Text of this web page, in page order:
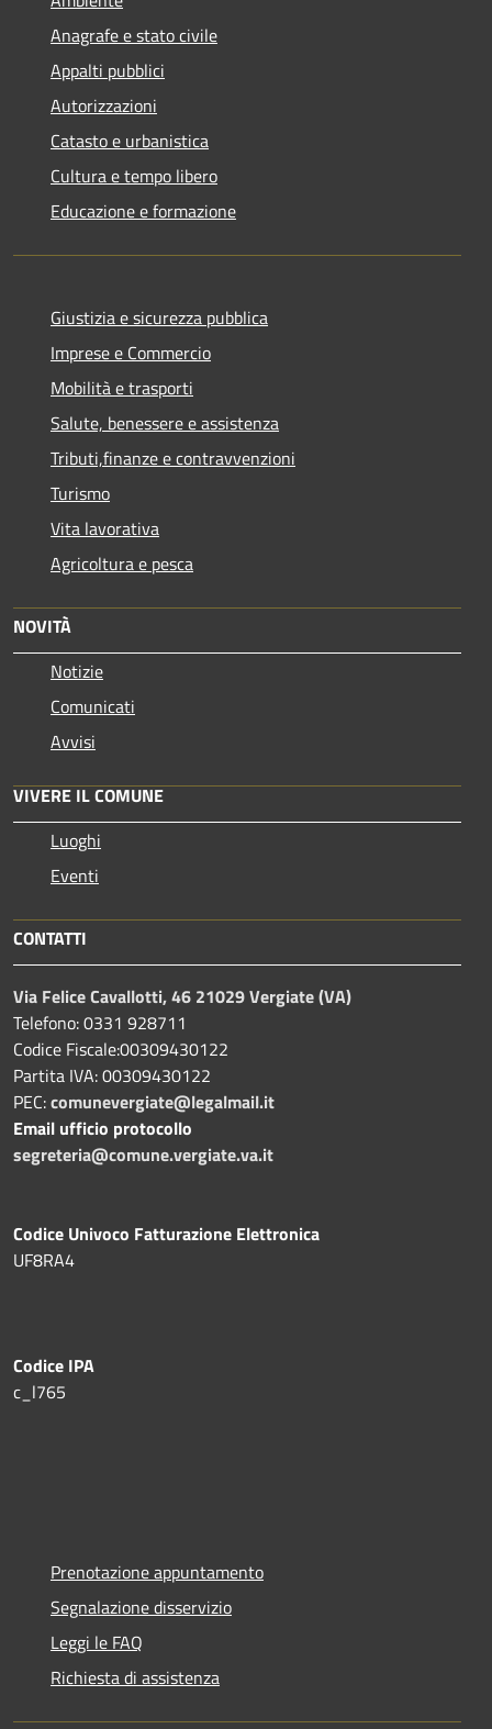
Anagrafe e stato civile
Appalti pubblici
Autorizzazioni
Catasto e urbanistica
Cultura e tempo libero
Educazione e formazione
Giustizia e sicurezza pubblica
Imprese e Commercio
Mobilità e trasporti
Salute, benessere e assistenza
Tributi,finanze e contravvenzioni
Turismo
Vita lavorativa
Agricoltura e pesca
NOVITÀ
Notizie
Comunicati
Avvisi
VIVERE IL COMUNE
Luoghi
Eventi
CONTATTI
Via Felice Cavallotti, 46 21029 Vergiate (VA)
Telefono: 0331 928711
Codice Fiscale:00309430122
Partita IVA: 00309430122
PEC:comunevergiate@legalmail.it
Email ufficio protocollo
segreteria@comune.vergiate.va.it
Codice Univoco Fatturazione Elettronica
UF8RA4
Codice IPA
c_l765
Prenotazione appuntamento
Segnalazione disservizio
Leggi le FAQ
Richiesta di assistenza